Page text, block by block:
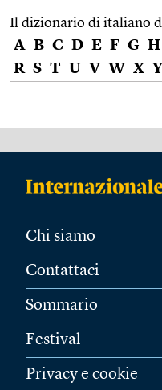
Il dizionario di italiano
A B C D E F G H
R S T U V W X Y
Chi siamo
Contattaci
Sommario
Festival
Privacy e cookie